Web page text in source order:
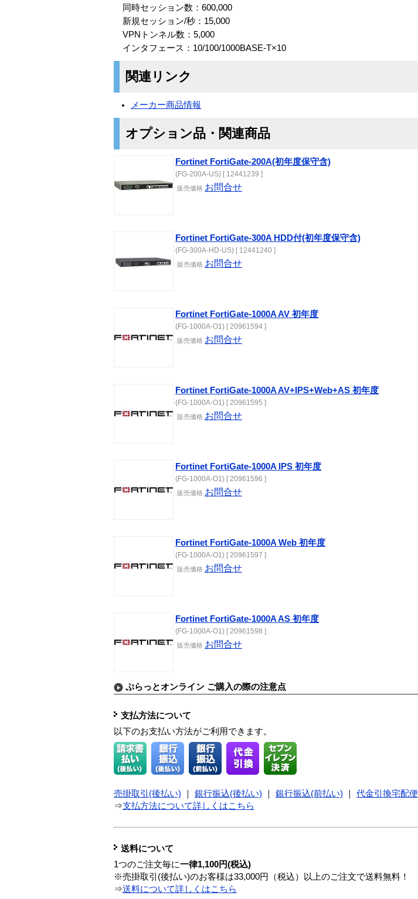
同時セッション数：600,000
新規セッション/秒：15,000
VPNトンネル数：5,000
インタフェース：10/100/1000BASE-T×10
関連リンク
メーカー商品情報
オプション品・関連商品
Fortinet FortiGate-200A(初年度保守含)
(FG-200A-US) [ 12441239 ]
販売価格 お問合せ
Fortinet FortiGate-300A HDD付(初年度保守含)
(FG-300A-HD-US) [ 12441240 ]
販売価格 お問合せ
Fortinet FortiGate-1000A AV 初年度
(FG-1000A-O1) [ 20961594 ]
販売価格 お問合せ
Fortinet FortiGate-1000A AV+IPS+Web+AS 初年度
(FG-1000A-O1) [ 20961595 ]
販売価格 お問合せ
Fortinet FortiGate-1000A IPS 初年度
(FG-1000A-O1) [ 20961596 ]
販売価格 お問合せ
Fortinet FortiGate-1000A Web 初年度
(FG-1000A-O1) [ 20961597 ]
販売価格 お問合せ
Fortinet FortiGate-1000A AS 初年度
(FG-1000A-O1) [ 20961598 ]
販売価格 お問合せ
ぷらっとオンライン ご購入の際の注意点
支払方法について
以下のお支払い方法がご利用できます。
売掛取引(後払い) 銀行振込(後払い) 銀行振込(前払い) 代金引換宅配便
⇒支払方法について詳しくはこちら
送料について
1つのご注文毎に一律1,100円(税込)
※売掛取引(後払い)のお客様は33,000円（税込）以上のご注文で送料無料！
⇒送料について詳しくはこちら